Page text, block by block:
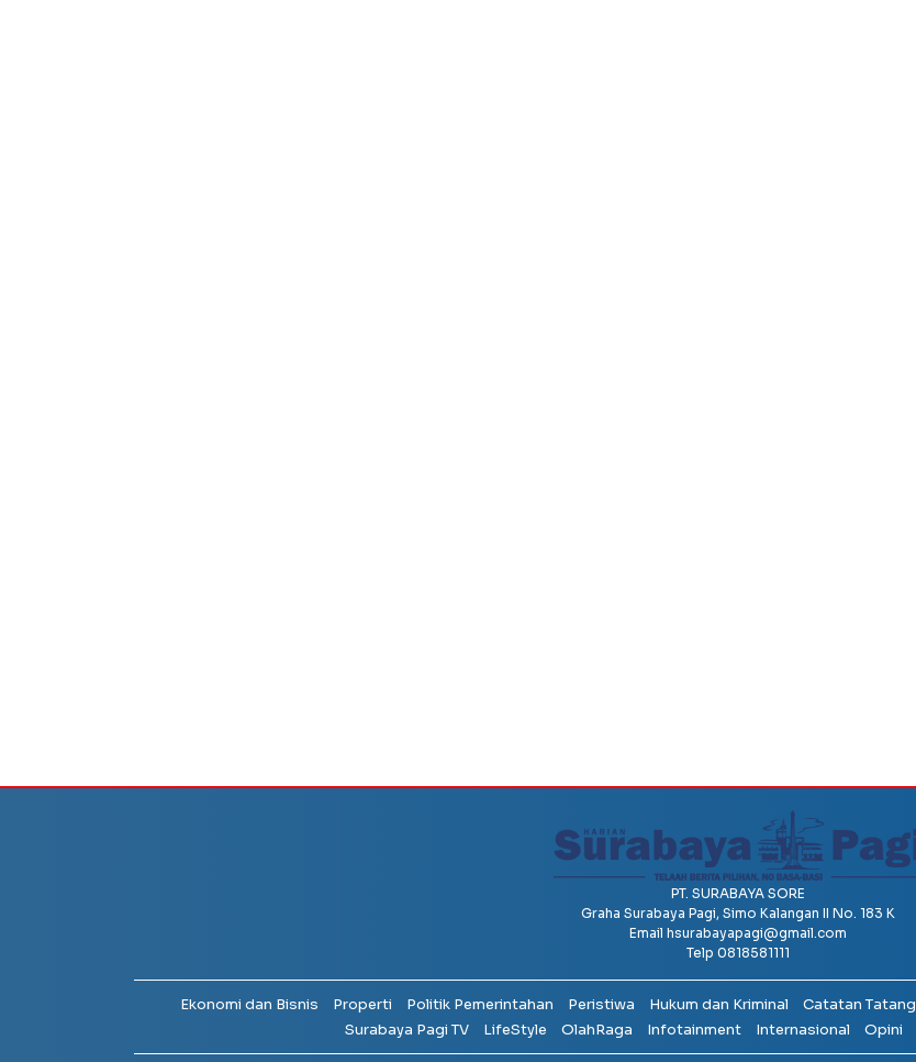
PT. SURABAYA SORE
Graha Surabaya Pagi, Simo Kalangan II No. 183 K
Email hsurabayapagi@gmail.com
Telp 0818581111
Ekonomi dan Bisnis Properti Politik Pemerintahan Peristiwa Hukum dan Kriminal Catatan Tatang
Surabaya Pagi TV
LifeStyle OlahRaga Infotainment Internasional Opini